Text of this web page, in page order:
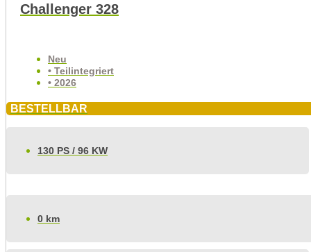
Challenger 328
Neu
• Teilintegriert
• 2026
BESTELLBAR
130 PS / 96 KW
0 km